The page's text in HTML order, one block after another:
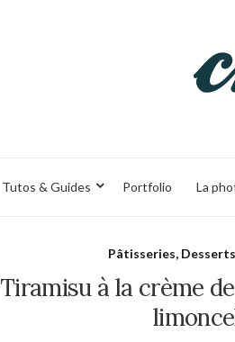
Tutos & Guides Portfolio La
Pâtisseries,
Tiramisu à la crème